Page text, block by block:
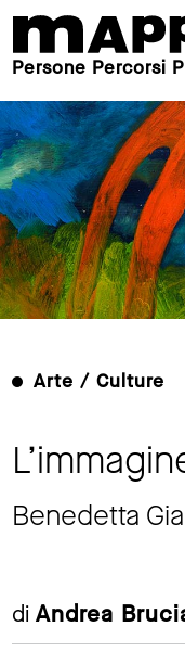
Persone Percorsi
Arte / Culture
Benedetta
di Andrea